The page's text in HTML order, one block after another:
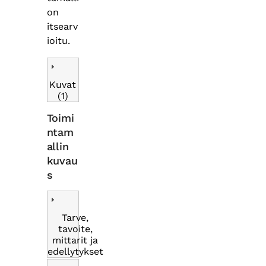
on
itsearv
ioitu.
Kuvat
(1)
Toimi
ntam
allin
kuvau
s
Tarve,
tavoite,
mittarit ja
edellytykset